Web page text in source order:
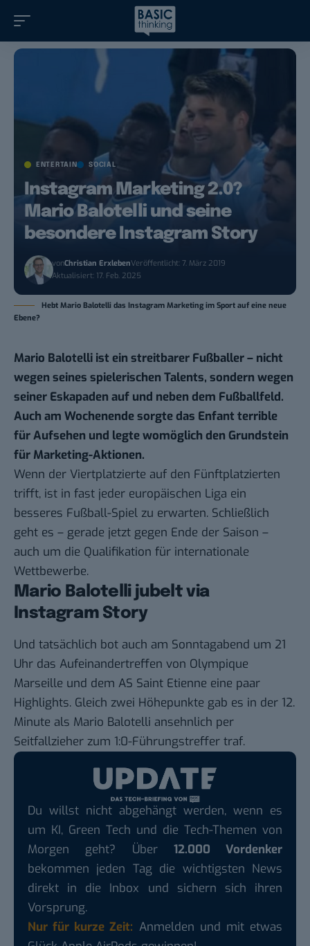
ENTERTAIN SOCIAL
Instagram Marketing 2.0?
Mario Balotelli und seine
besondere Instagram Story
vonChristian ErxlebenVeröffentlicht: 7. März 2019
Aktualisiert: 17. Feb. 2025
Hebt Mario Balotelli das Instagram Marketing im Sport auf eine neue
Ebene?
Mario Balotelli ist ein streitbarer Fußballer – nicht
wegen seines spielerischen Talents, sondern wegen
seiner Eskapaden auf und neben dem Fußballfeld.
Auch am Wochenende sorgte das Enfant terrible
für Aufsehen und legte womöglich den Grundstein
für Marketing-Aktionen.
Wenn der Viertplatzierte auf den Fünftplatzierten
trifft, ist in fast jeder europäischen Liga ein
besseres Fußball-Spiel zu erwarten. Schließlich
geht es – gerade jetzt gegen Ende der Saison –
auch um die Qualifikation für internationale
Wettbewerbe.
Mario Balotelli jubelt via
Instagram Story
Und tatsächlich bot auch am Sonntagabend um 21
Uhr das Aufeinandertreffen von Olympique
Marseille und dem AS Saint Etienne eine paar
Highlights. Gleich zwei Höhepunkte gab es in der 12.
Minute als Mario Balotelli ansehnlich per
Seitfallzieher zum 1:0-Führungstreffer traf.
Du willst nicht abgehängt werden, wenn es
um KI, Green Tech und die Tech-Themen von
Morgen geht? Über 12.000 Vordenker
bekommen jeden Tag die wichtigsten News
direkt in die Inbox und sichern sich ihren
Vorsprung.
Nur für kurze Zeit: Anmelden und mit etwas